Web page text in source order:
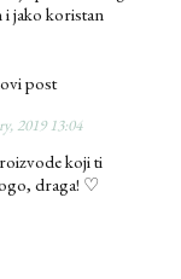
i jako koristan
post
2019 13:04
koji ti
draga! ♡